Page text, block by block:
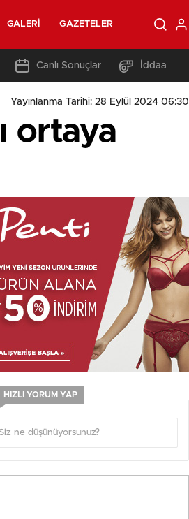
GALERI GAZETELER
Canlı Sonuçlar İddaa
Yayınlanma Tarihi: 28 Eylül 2024 06:30
ortaya
HIZLI YORUM YAP